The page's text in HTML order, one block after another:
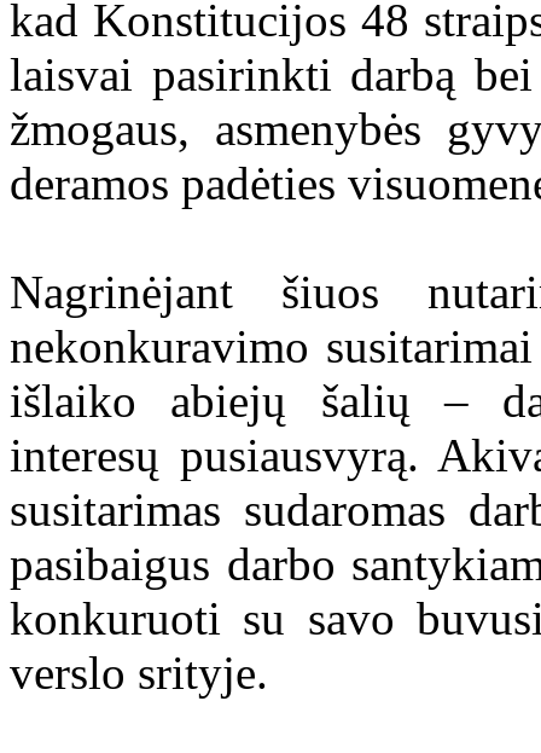
kad Konstitucijos 48
laisvai pasirinkti darbą
žmogaus, asmenybės
deramos padėties
Nagrinėjant šiuos
nekonkuravimo
išlaiko abiejų šalių –
interesų pusiausvyrą.
susitarimas sudaromas
pasibaigus darbo
konkuruoti su savo
verslo srityje.